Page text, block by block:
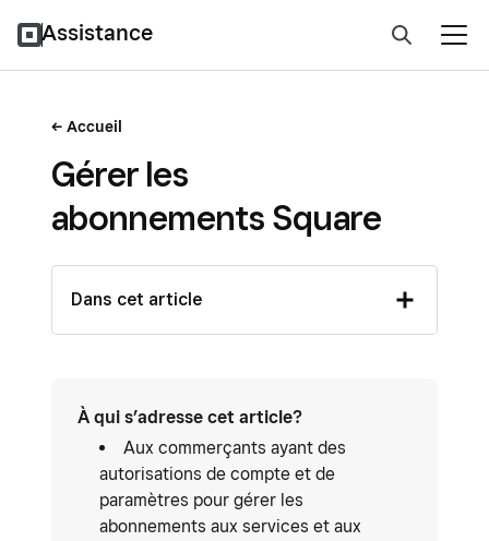
Assistance
Accueil
Gérer les
abonnements Square
Dans cet article
À qui s’adresse cet article?
Aux commerçants ayant des
autorisations de compte et de
paramètres pour gérer les
abonnements aux services et aux